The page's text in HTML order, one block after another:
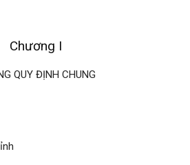
Chương I
QUY ĐỊNH CHUNG